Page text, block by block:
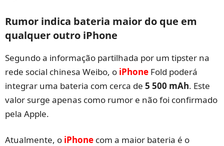
Rumor indica bateria maior do que em
qualquer outro iPhone
Segundo a informação partilhada por um tipster na
rede social chinesa Weibo, o iPhone Fold poderá
integrar uma bateria com cerca de 5 500 mAh. Este
valor surge apenas como rumor e não foi confirmado
pela Apple.
Atualmente, o iPhone com a maior bateria é o